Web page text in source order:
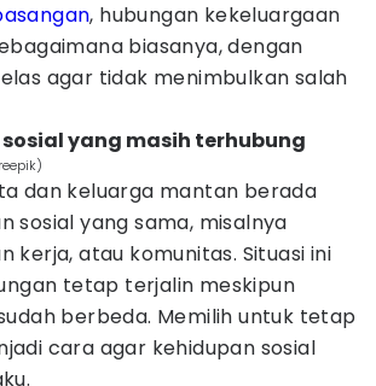
, hubungan kekeluargaan
biasanya, dengan
agar tidak menimbulkan salah
yang masih terhubung
dan keluarga mantan berada
sosial yang sama, misalnya
kerja, atau komunitas. Situasi ini
tetap terjalin meskipun
berbeda. Memilih untuk tetap
cara agar kehidupan sosial